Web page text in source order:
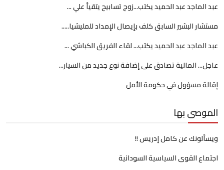
عبد الماجد عبد الحميد يكتب...زوج تسابيح يتقيأ علي ...
مستشار البشير السابق كلف بإيصال الإمداد للمليشيا.....
عبد الماجد عبد الحميد يكتب... لقاء الفريق الكباشي ...
عاجل... المالية تصادق على إضافة نوع جديد من السيار...
إقالة مسؤول في حكومة الأمل
الموصى بها
ويسألونك عن كامل إدريس !!
اجتماع القوى السياسية السودانية